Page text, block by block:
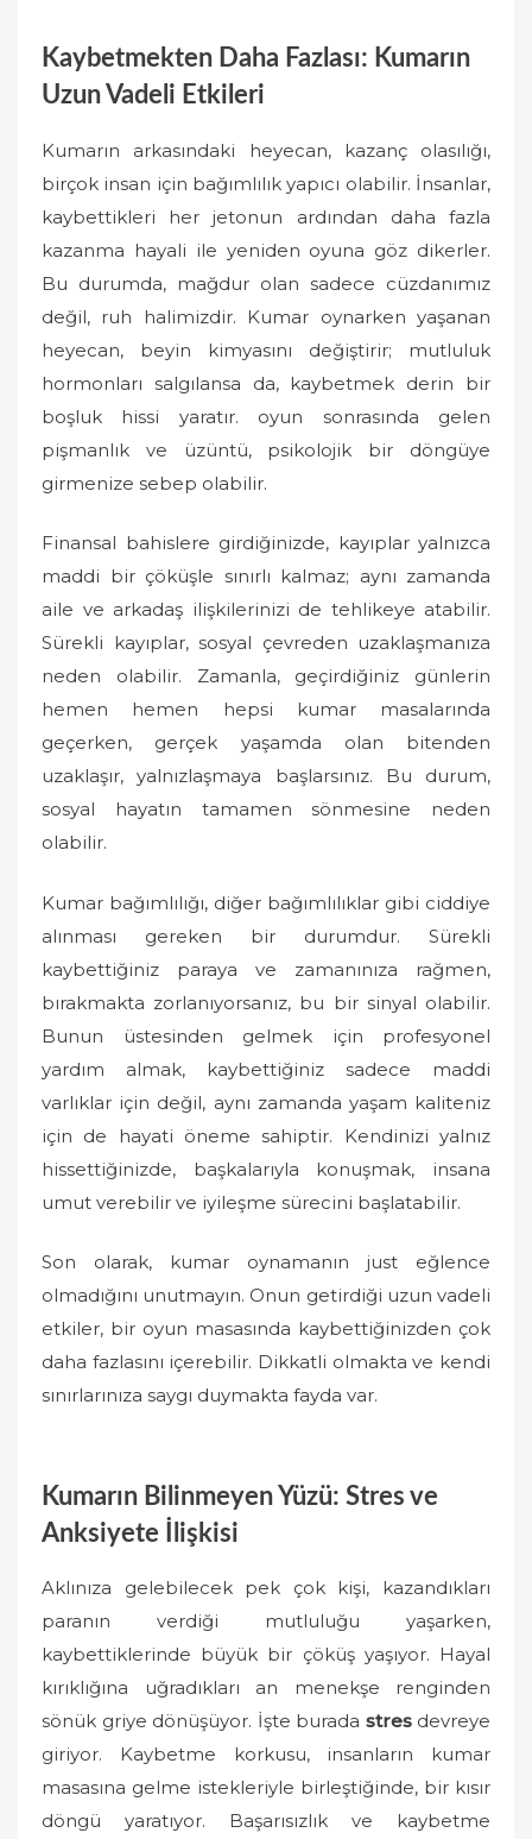
Kaybetmekten Daha Fazlası: Kumarın
Uzun Vadeli Etkileri
Kumarın arkasındaki heyecan, kazanç olasılığı,
birçok insan için bağımlılık yapıcı olabilir. İnsanlar,
kaybettikleri her jetonun ardından daha fazla
kazanma hayali ile yeniden oyuna göz dikerler.
Bu durumda, mağdur olan sadece cüzdanımız
değil, ruh halimizdir. Kumar oynarken yaşanan
heyecan, beyin kimyasını değiştirir; mutluluk
hormonları salgılansa da, kaybetmek derin bir
boşluk hissi yaratır. oyun sonrasında gelen
pişmanlık ve üzüntü, psikolojik bir döngüye
girmenize sebep olabilir.
Finansal bahislere girdiğinizde, kayıplar yalnızca
maddi bir çöküşle sınırlı kalmaz; aynı zamanda
aile ve arkadaş ilişkilerinizi de tehlikeye atabilir.
Sürekli kayıplar, sosyal çevreden uzaklaşmanıza
neden olabilir. Zamanla, geçirdiğiniz günlerin
hemen hemen hepsi kumar masalarında
geçerken, gerçek yaşamda olan bitenden
uzaklaşır, yalnızlaşmaya başlarsınız. Bu durum,
sosyal hayatın tamamen sönmesine neden
olabilir.
Kumar bağımlılığı, diğer bağımlılıklar gibi ciddiye
alınması gereken bir durumdur. Sürekli
kaybettiğiniz paraya ve zamanınıza rağmen,
bırakmakta zorlanıyorsanız, bu bir sinyal olabilir.
Bunun üstesinden gelmek için profesyonel
yardım almak, kaybettiğiniz sadece maddi
varlıklar için değil, aynı zamanda yaşam kaliteniz
için de hayati öneme sahiptir. Kendinizi yalnız
hissettiğinizde, başkalarıyla konuşmak, insana
umut verebilir ve iyileşme sürecini başlatabilir.
Son olarak, kumar oynamanın just eğlence
olmadığını unutmayın. Onun getirdiği uzun vadeli
etkiler, bir oyun masasında kaybettiğinizden çok
daha fazlasını içerebilir. Dikkatli olmakta ve kendi
sınırlarınıza saygı duymakta fayda var.
Kumarın Bilinmeyen Yüzü: Stres ve
Anksiyete İlişkisi
Aklınıza gelebilecek pek çok kişi, kazandıkları
paranın verdiği mutluluğu yaşarken,
kaybettiklerinde büyük bir çöküş yaşıyor. Hayal
kırıklığına uğradıkları an menekşe renginden
sönük griye dönüşüyor. İşte burada stresdevreye
giriyor. Kaybetme korkusu, insanların kumar
masasına gelme istekleriyle birleştiğinde, bir kısır
döngü yaratıyor. Başarısızlık ve kaybetme